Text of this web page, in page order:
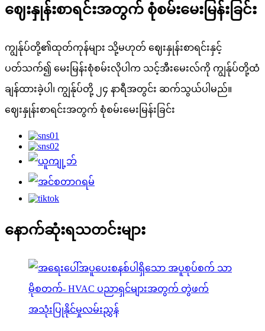
ဈေးနှုန်းစာရင်းအတွက် စုံစမ်းမေးမြန်းခြင်း
ကျွန်ုပ်တို့၏ထုတ်ကုန်များ သို့မဟုတ် ဈေးနှုန်းစာရင်းနှင့်
ပတ်သက်၍ မေးမြန်းစုံစမ်းလိုပါက သင့်အီးမေးလ်ကို ကျွန်ုပ်တို့ထံ
ချန်ထားခဲ့ပါ၊ ကျွန်ုပ်တို့ ၂၄ နာရီအတွင်း ဆက်သွယ်ပါမည်။
ဈေးနှုန်းစာရင်းအတွက် စုံစမ်းမေးမြန်းခြင်း
နောက်ဆုံးရသတင်းများ